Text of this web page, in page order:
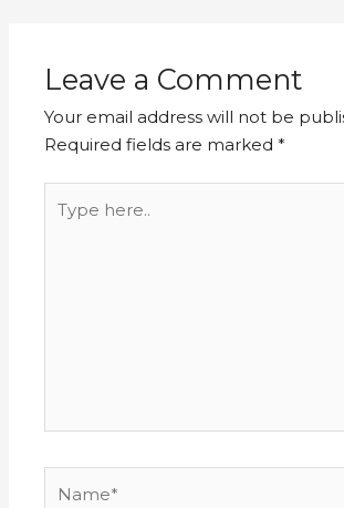
Leave a Comment
Your email address will not be
Required fields are marked*